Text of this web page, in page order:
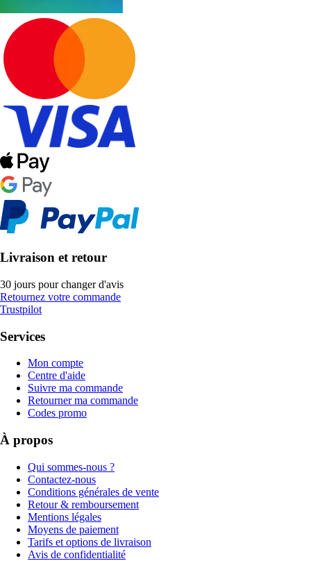
Livraison et retour
30 jours pour changer d'avis
Retournez votre commande
Trustpilot
Services
Mon compte
Centre d'aide
Suivre ma commande
Retourner ma commande
Codes promo
À propos
Qui sommes-nous ?
Contactez-nous
Conditions générales de vente
Retour & remboursement
Mentions légales
Moyens de paiement
Tarifs et options de livraison
Avis de confidentialité